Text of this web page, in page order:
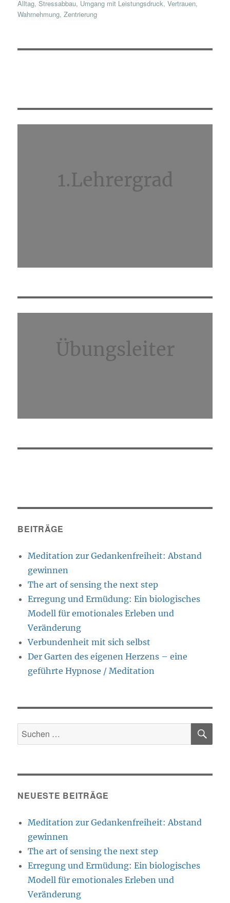
Alltag,Stressabbau, Umgang mit Leistungsdruck,Vertrauen,
Wahrnehmung,Zentrierung
1.Lehrergrad
Übungsleiter
BEITRÄGE
Meditation zur Gedankenfreiheit: Abstand
gewinnen
The art of sensing the next step
Erregung und Ermüdung: Ein biologisches
Modell für emotionales Erleben und
Veränderung
Verbundenheit mit sich selbst
Der Garten des eigenen Herzens – eine
geführte Hypnose / Meditation
Suche
nach:
NEUESTE BEITRÄGE
Meditation zur Gedankenfreiheit: Abstand
gewinnen
The art of sensing the next step
Erregung und Ermüdung: Ein biologisches
Modell für emotionales Erleben und
Veränderung